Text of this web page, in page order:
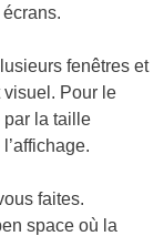
fenêtres et
Pour le
par la taille
faites.
space où la